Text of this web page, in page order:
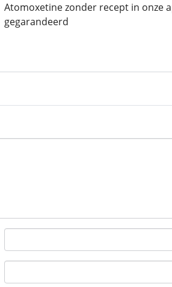
Atomoxetine zonder recept in onze
gegarandeerd